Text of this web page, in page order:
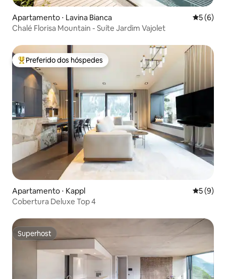
Apartamento ⋅ Lavina Bianca 5 de
5 (6)
Chalé Florisa Mountain - Suíte Jardim Vajolet
Entre os melhores preferidos dos hóspedes
Preferido dos hóspedes
Apartamento ⋅ Kappl 5 de
5 (9)
Cobertura Deluxe Top 4
Superhost
Superhost